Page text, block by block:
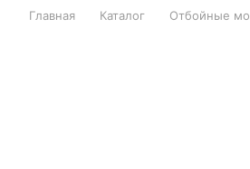
Главная Каталог Отбойные